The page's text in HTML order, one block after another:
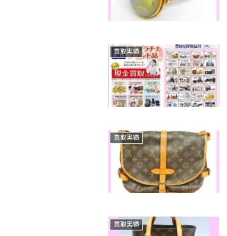
買取実績
買取実績
買取実績